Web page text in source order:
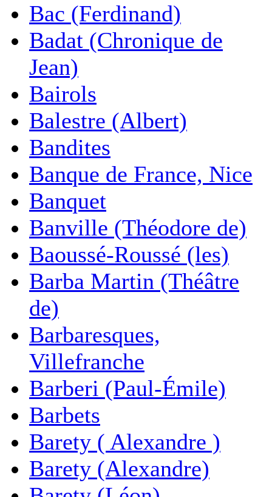
Bac (Ferdinand)
Badat (Chronique de
Jean)
Bairols
Balestre (Albert)
Bandites
Banque de France, Nice
Banquet
Banville (Théodore de)
Baoussé-Roussé (les)
Barba Martin (Théâtre
de)
Barbaresques,
Villefranche
Barberi (Paul-Émile)
Barbets
Barety ( Alexandre )
Barety (Alexandre)